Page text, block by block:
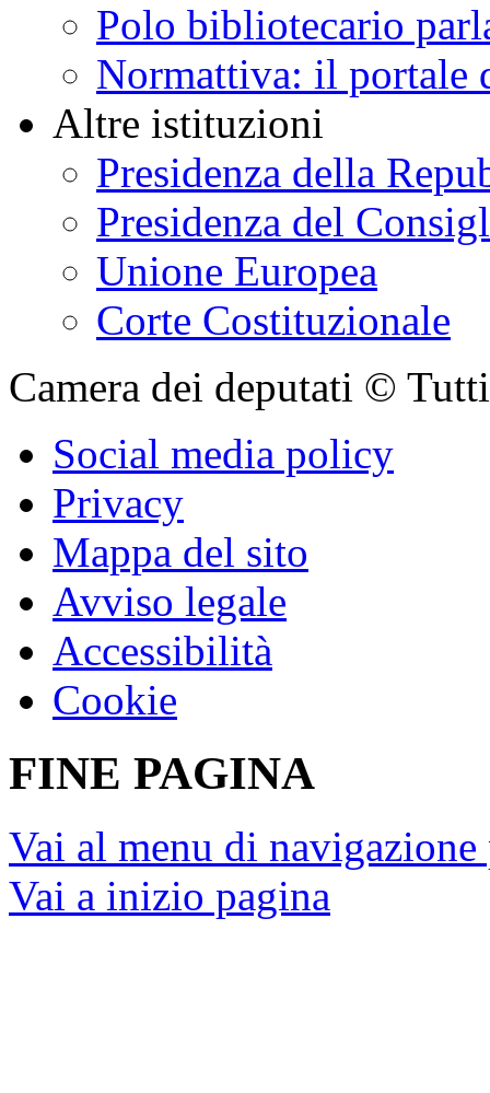
Polo bibliotecario
Normattiva: il portale
Altre istituzioni
Presidenza della
Presidenza del
Unione Europea
Corte Costituzionale
Camera dei deputati ©
Social media policy
Privacy
Mappa del sito
Avviso legale
Accessibilità
Cookie
FINE PAGINA
Vai al menu di
Vai a inizio pagina